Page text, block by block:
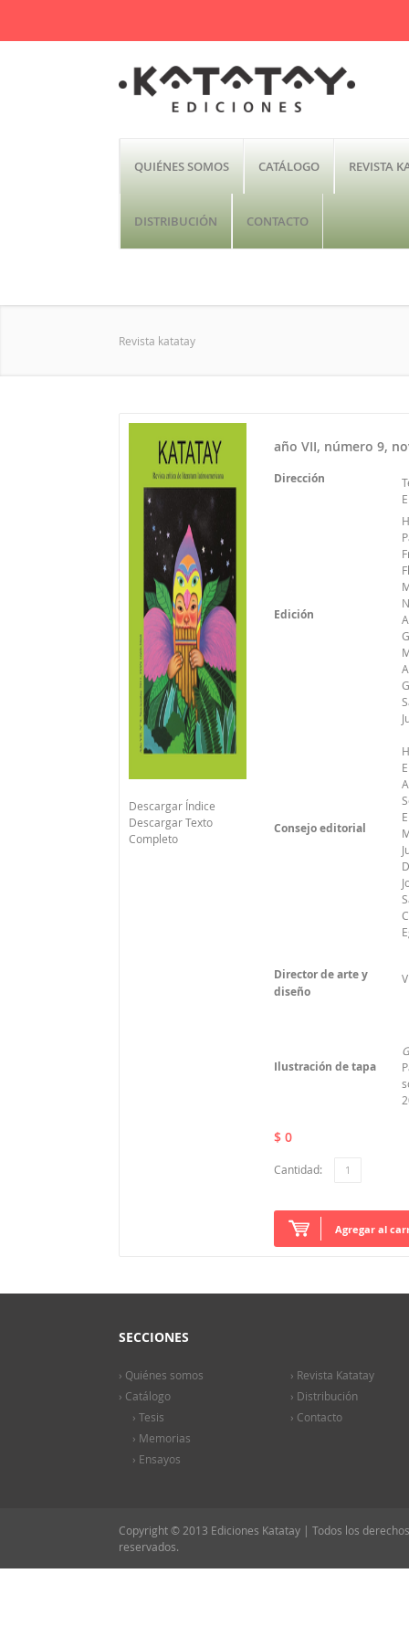
QUIÉNES SOMOS CATÁLOGO REVISTA
DISTRIBUCIÓN CONTACTO
Revista katatay
Descargar Índice
Descargar Texto
Completo
año VII, número 9,
Dirección
Edición
Consejo editorial
Director de arte y
diseño
Ilustración de tapa
$ 0
Cantidad:
Agregar al
SECCIONES
› Quiénes somos
› Catálogo
› Tesis
› Memorias
› Ensayos
› Revista Katatay
› Distribución
› Contacto
Copyright © 2013 Ediciones Katatay | Todos los derechos
reservados.